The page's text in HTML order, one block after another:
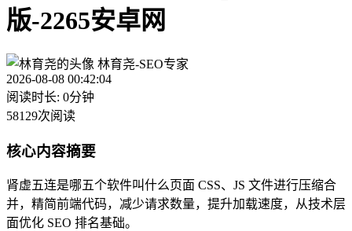
版-2265安卓网
林育尧-SEO专家
2026-08-08 00:42:04
阅读时长: 0分钟
58129次阅读
核心内容摘要
肾虚五连是哪五个软件叫什么页面 CSS、JS 文件进行压缩合
并，精简前端代码，减少请求数量，提升加载速度，从技术层
面优化 SEO 排名基础。